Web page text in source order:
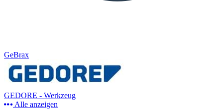
GeBrax
GEDORE - Werkzeug
Alle anzeigen